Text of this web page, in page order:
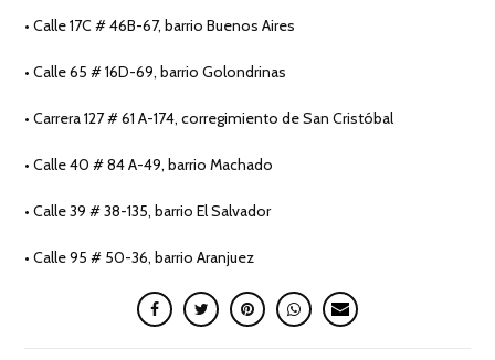
• Calle 17C # 46B-67, barrio Buenos Aires
• Calle 65 # 16D-69, barrio Golondrinas
• Carrera 127 # 61 A-174, corregimiento de San Cristóbal
• Calle 40 # 84 A-49, barrio Machado
• Calle 39 # 38-135, barrio El Salvador
• Calle 95 # 50-36, barrio Aranjuez